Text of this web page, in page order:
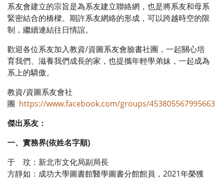
系友會建立的宗旨是為系友建立聯絡網，也是將系友和母系
緊密結合的橋樑。期許系友網絡的形成，可以跨越時空的限
制，繼續連結往日情誼。
歡迎各位系友加入教資/資圖系友會臉書社團，一起關心培
育我們、滋養我們成長的家，也提攜年輕學弟妹，一起成為
系上的驕傲。
教資/資圖系友會社
團 https://www.facebook.com/groups/453805567995663
傑出系友：
一、實務界(依姓名字順)
于 玟：新北市文化局副局長
方靜如：成功大學圖書館醫學圖書分館館員，2021年榮獲